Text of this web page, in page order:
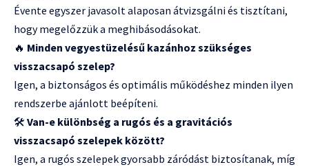
Évente egyszer javasolt alaposan átvizsgálni és tisztítani,
hogy megelőzzük a meghibásodásokat.
🔥 Minden vegyestüzelésű kazánhoz szükséges
visszacsapó szelep?
Igen, a biztonságos és optimális működéshez minden ilyen
rendszerbe ajánlott beépíteni.
🛠️ Van-e különbség a rugós és a gravitációs
visszacsapó szelepek között?
Igen, a rugós szelepek gyorsabb záródást biztosítanak, míg